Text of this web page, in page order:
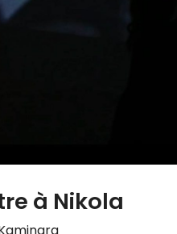
à Nikola